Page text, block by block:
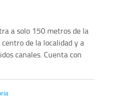
a solo 150 metros de la
de la localidad y a
canales. Cuenta con